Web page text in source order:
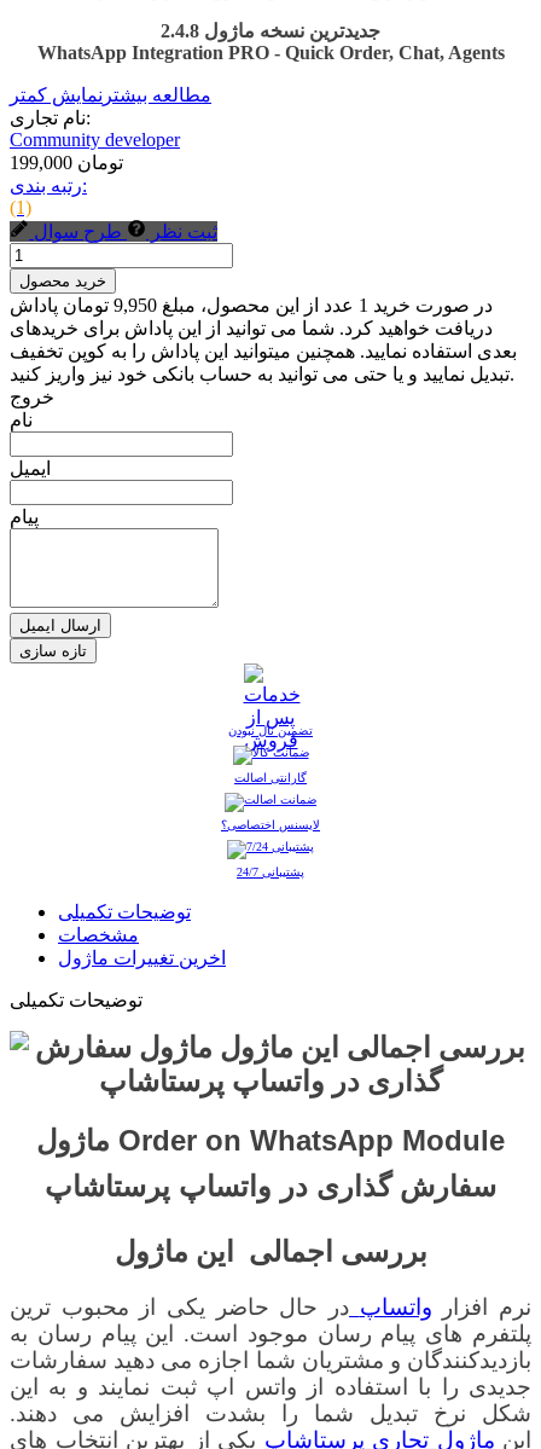
جدیدترین نسخه ماژول 2.4.8
WhatsApp Integration PRO - Quick Order, Chat, Agents
مطالعه بیشتر نمایش کمتر
نام تجاری:
Community developer
199,000 تومان
رتبه بندی:
(1)
ثبت نظر
طرح سوال
خرید محصول
در صورت خرید 1 عدد از این محصول، مبلغ 9,950 تومان پاداش
دریافت خواهید کرد. شما می توانید از این پاداش برای خریدهای
بعدی استفاده نمایید. همچنین میتوانید این پاداش را به کوپن تخفیف
تبدیل نمایید و یا حتی می توانید به حساب بانکی خود نیز واریز کنید.
خروج
نام
ایمیل
پیام
ارسال ایمیل
تضمین نال نبودن
گارانتی اصالت
لایسنس اختصاصی؟
پشتیبانی 24/7
توضیحات تکمیلی
مشخصات
اخرین تغییرات ماژول
توضیحات تکمیلی
Order on WhatsApp Module ماژول
سفارش گذاری در واتساپ پرستاشاپ
بررسی اجمالی این ماژول
نرم افزار واتساپ در حال حاضر یکی از محبوب ترین
پلتفرم های پیام رسان موجود است. این پیام رسان به
بازدیدکنندگان و مشتریان شما اجازه می دهید سفارشات
جدیدی را با استفاده از واتس اپ ثبت نمایند و به این
شکل نرخ تبدیل شما را بشدت افزایش می دهند.
این ماژول تجاری پرستاشاپ یکی از بهترین انتخاب های